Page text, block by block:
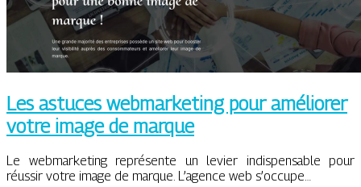
Les astuces webmarketing pour améliorer
votre image de marque
Le webmarketing représente un levier indispensable pour
réussir votre image de marque. L’agence web s’occupe…